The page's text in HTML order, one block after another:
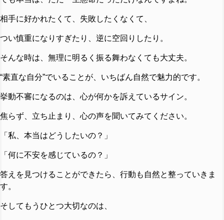
相手に好かれたくて、失敗したくなくて、
つい慎重になりすぎたり、逆に空回りしたり。
そんな時は、無理に明るく振る舞わなくても大丈夫。
“素直な自分”でいることが、いちばん自然で魅力的です。
挙動不審になるのは、心が何かを訴えているサイン。
焦らず、立ち止まり、心の声を聞いてみてください。
「私、本当はどうしたいの？」
「何に不安を感じているの？」
答えを見つけることができたら、行動も自然と整っていきま
す。
そしてもうひとつ大切なのは、